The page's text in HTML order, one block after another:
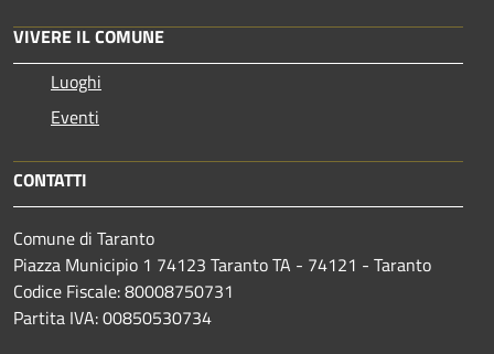
VIVERE IL COMUNE
Luoghi
Eventi
CONTATTI
Comune di Taranto
Piazza Municipio 1 74123 Taranto TA - 74121 - Taranto
Codice Fiscale: 80008750731
Partita IVA: 00850530734